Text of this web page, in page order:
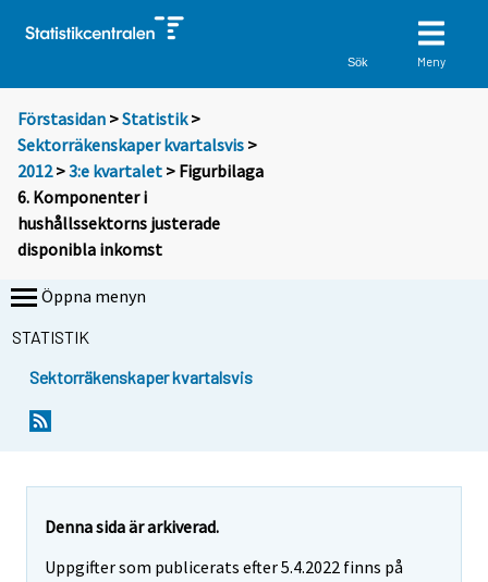
Sök Meny
Förstasidan >Statistik >
Sektorräkenskaper kvartalsvis >
2012>3:e kvartalet > Figurbilaga
6. Komponenter i
hushållssektorns justerade
disponibla inkomst
Öppna menyn
STATISTIK
Sektorräkenskaper kvartalsvis
Denna sida är arkiverad.
Uppgifter som publicerats efter 5.4.2022 finns på